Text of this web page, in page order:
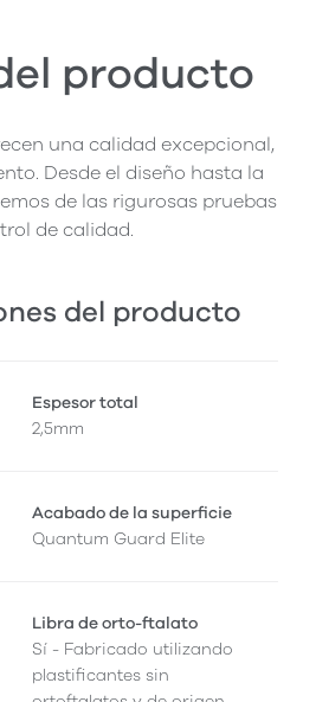
producto
una calidad excepcional,
Desde el diseño hasta la
de las rigurosas pruebas
de calidad.
del producto
Espesor total
2,5mm
Acabado de la superficie
Quantum Guard Elite
Libra de orto-ftalato
Sí - Fabricado utilizando
plastificantes sin